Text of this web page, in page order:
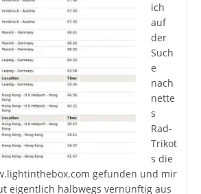
ich
auf
der
Such
e
nach
nette
s
Rad-
Trikot
s die
gefunden und mir
eigentlich halbwegs vernünftig aus